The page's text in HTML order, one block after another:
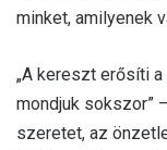
minket, amilyenek
„A kereszt erősíti
mondjuk sokszor”
szeretet, az